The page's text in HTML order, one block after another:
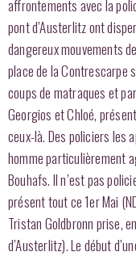
affrontements avec la
pont d’Austerlitz ont
dangereux mouvements
place de la Contrescarpe
coups de matraques et
Georgios et Chloé,
ceux-là. Des policiers les
homme particulièrement
Bouhafs. Il n’est pas
présent tout ce 1er Mai
Tristan Goldbronn prise,
d’Austerlitz). Le début